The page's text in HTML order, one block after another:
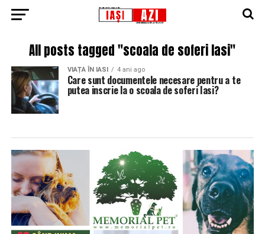
All posts tagged "scoala de soferi Iasi"
VIAȚA ÎN IASI 4 ani ago
Care sunt documentele necesare pentru a te
putea inscrie la o scoala de soferi Iasi?